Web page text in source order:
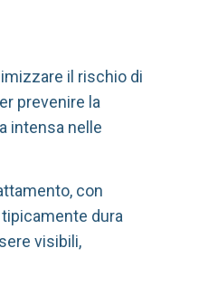
il rischio di
prevenire la
intensa nelle
con
tipicamente dura
visibili,